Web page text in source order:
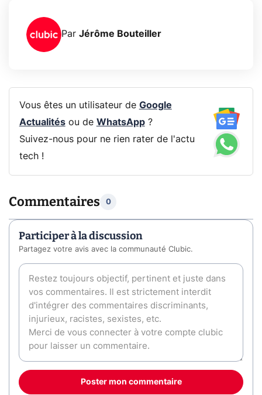
Par Jérôme Bouteiller
Vous êtes un utilisateur de Google
Actualitésou de WhatsApp?
Suivez-nous pour ne rien rater de l'actu
tech !
Commentaires 0
Participer à la discussion
Partagez votre avis avec la communauté Clubic.
Poster mon commentaire